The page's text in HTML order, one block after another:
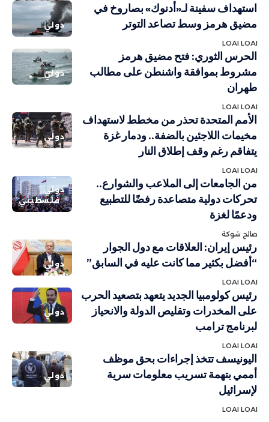
دولي
استهداف سفينة لـ«أدنوك» بصاروخ في
مضيق هرمز وسط تصاعد التوتر
LOAI LOAI
دولي
الحرس الثوري: فتح مضيق هرمز
مشروط بموافقة واشنطن على مطالب
طهران
LOAI LOAI
دولي
الأمم المتحدة تحذر من مخطط لاستهداف
مخيمات اللاجئين بالضفة.. ودمار غزة
يتفاقم رغم وقف إطلاق النار
LOAI LOAI
دولي
فلسطيني
من الجامعات إلى الملاعب والشوارع..
تحركات دولية متصاعدة رفضًا للتطبيع
ودعمًا لغزة
صالح شوكة
دولي
رئيس إيران: العلاقات مع دول الجوار
“أفضل بكثير مما كانت عليه في السابق”
LOAI LOAI
دولي
رئيس كولومبيا الجديد يتعهد بتصعيد الحرب
على المخدرات وتقليص الدولة والانحياز
لبرنامج ترامب
LOAI LOAI
دولي
اليونيسف تتخذ إجراءات بحق موظف
أممي بتهمة تسريب معلومات سرية
لإسرائيل
LOAI LOAI